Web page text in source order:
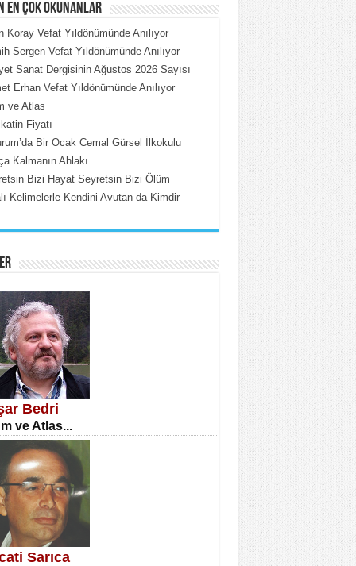
ÇOBAN
Put Dışardaki Maskeler...
ÜMİT ÇETİNKAYA
DİLEK ARSLAN
Günü Mahkemesi...
EN ÇOK OKUNANLAR
Koray Vefat Yıldönümünde Anılıyor
Sergen Vefat Yıldönümünde Anılıyor
Sanat Dergisinin Ağustos 2026 Sayısı
Erhan Vefat Yıldönümünde Anılıyor
ve Atlas
Fiyatı
Bir Ocak Cemal Gürsel İlkokulu
Kalmanın Ahlakı
Bizi Hayat Seyretsin Bizi Ölüm
Kelimelerle Kendini Avutan da Kimdir
Bedri
ve Atlas...
Sarıca